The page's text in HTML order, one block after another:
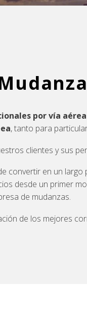
por vía aérea
, tanto para
clientes y sus
convertir en un
desde un primer
de mudanzas.
de los mejores